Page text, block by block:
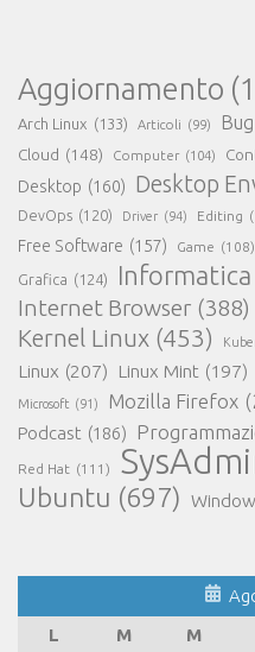
Aggiornamento
Arch Linux (133) Articoli (99) Bug
Cloud (148) Computer (104)
Desktop (160) Desktop
DevOps (120) Driver (94) Editing
Free Software (157) Game (108)
Grafica (124) Informatica
Internet Browser (388)
Kernel Linux (453)
Linux (207) Linux Mint (197)
Microsoft (91) Mozilla Firefox
Podcast (186)
Red Hat (111)
Ubuntu (697)
L
M M